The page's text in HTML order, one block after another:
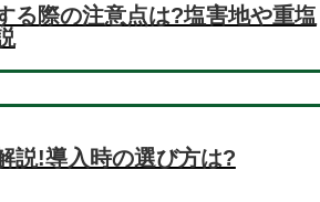
る際の注意点は?塩害地や重塩
説!導入時の選び方は?